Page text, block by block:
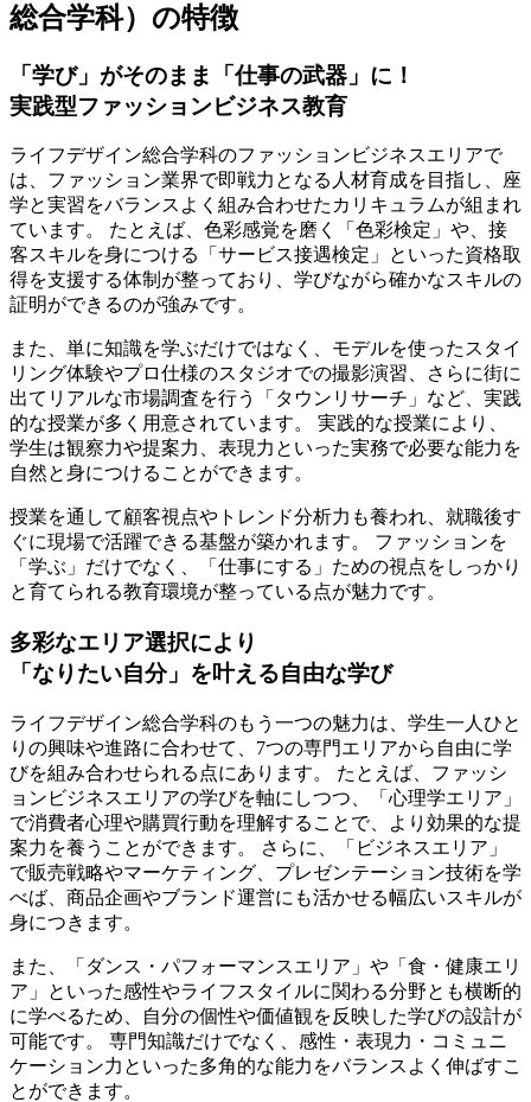
総合学科）の特徴
「学び」がそのまま「仕事の武器」に！
実践型ファッションビジネス教育
ライフデザイン総合学科のファッションビジネスエリアで
は、 ファッション業界で即戦力となる人材育成を目指し、座
学と実習をバランスよく組み合わせたカリキュラムが組まれ
ています。
たとえば、色彩感覚を磨く「色彩検定」や、接
客スキルを身につける「サービス接遇検定」といった資格取
得を支援する体制が整っており、学びながら確かなスキルの
証明ができるのが強みです。
また、単に知識を学ぶだけではなく、 モデルを使ったスタイ
リング体験やプロ仕様のスタジオでの撮影演習、さらに街に
出てリアルな市場調査を行う「タウンリサーチ」など、実践
的な授業が多く用意されています。
実践的な授業により、
学生は観察力や提案力、表現力といった実務で必要な能力を
自然と身につけることができます。
授業を通して顧客視点やトレンド分析力も養われ、就職後す
ぐに現場で活躍できる基盤が築かれます。 ファッションを
「学ぶ」だけでなく、「仕事にする」ための視点をしっかり
と育てられる教育環境が整っている点が魅力です。
多彩なエリア選択により
「なりたい自分」を叶える自由な学び
ライフデザイン総合学科のもう一つの魅力は、 学生一人ひと
りの興味や進路に合わせて、7つの専門エリアから自由に学
びを組み合わせられる点にあります。
たとえば、ファッシ
ョンビジネスエリアの学びを軸にしつつ、「心理学エリア」
で消費者心理や購買行動を理解することで、より効果的な提
案力を養うことができます。 さらに、「ビジネスエリア」
で販売戦略やマーケティング、プレゼンテーション技術を学
べば、商品企画やブランド運営にも活かせる幅広いスキルが
身につきます。
また、「ダンス・パフォーマンスエリア」や「食・健康エリ
ア」といった感性やライフスタイルに関わる分野とも横断的
に学べるため、自分の個性や価値観を反映した学びの設計が
可能です。 専門知識だけでなく、感性・表現力・コミュニ
ケーション力といった多角的な能力をバランスよく伸ばすこ
とができます。